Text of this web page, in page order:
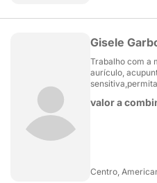
Gisele
Trabalho com a
aurículo,
valor a
Centro,